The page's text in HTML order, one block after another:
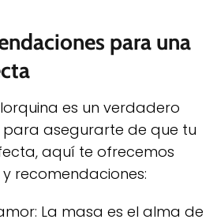
para una
es un verdadero
para asegurarte de que tu
aquí te ofrecemos
recomendaciones:
La masa es el alma de